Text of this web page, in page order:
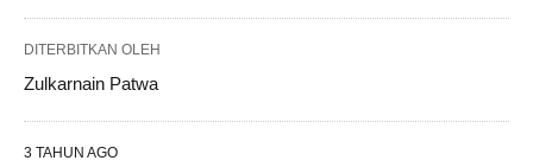
DITERBITKAN OLEH
Zulkarnain Patwa
3 TAHUN AGO